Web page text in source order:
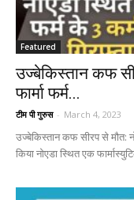
Featured
उज्बेकिस्तान कफ
फार्मा फर्म...
टीम पी गुरुस - March 4, 2023
उज्बेकिस्तान कफ सीरप से मौत:
किया नोएडा स्थित एक